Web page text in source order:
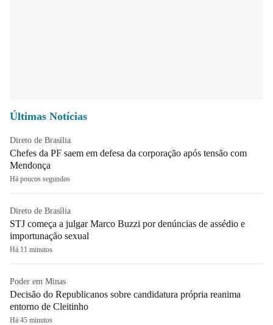
Últimas Notícias
Direto de Brasília
Chefes da PF saem em defesa da corporação após tensão com
Mendonça
Há poucos segundos
Direto de Brasília
STJ começa a julgar Marco Buzzi por denúncias de assédio e
importunação sexual
Há 11 minutos
Poder em Minas
Decisão do Republicanos sobre candidatura própria reanima
entorno de Cleitinho
Há 45 minutos